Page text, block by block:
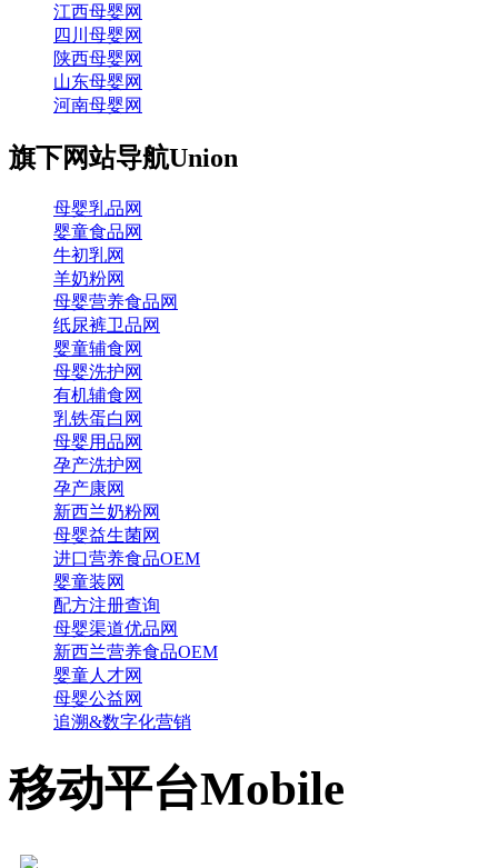
江西母婴网
四川母婴网
陕西母婴网
山东母婴网
河南母婴网
旗下网站导航Union
母婴乳品网
婴童食品网
牛初乳网
羊奶粉网
母婴营养食品网
纸尿裤卫品网
婴童辅食网
母婴洗护网
有机辅食网
乳铁蛋白网
母婴用品网
孕产洗护网
孕产康网
新西兰奶粉网
母婴益生菌网
进口营养食品OEM
婴童装网
配方注册查询
母婴渠道优品网
新西兰营养食品OEM
婴童人才网
母婴公益网
追溯&数字化营销
移动平台Mobile